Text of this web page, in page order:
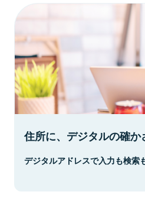
住所に、デジタルの確か
デジタルアドレスで入力も検索